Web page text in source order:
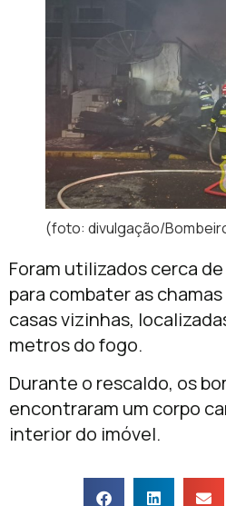
(foto: divulgação/
Foram utilizados cerca
para combater as
casas vizinhas,
metros do fogo.
Durante o rescaldo, os
encontraram um corpo
interior do imóvel.